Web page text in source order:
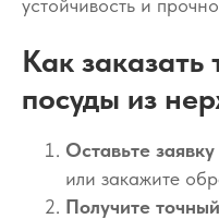
Как заказать
посуды из
Оставьте заявку
или закажите
Получите